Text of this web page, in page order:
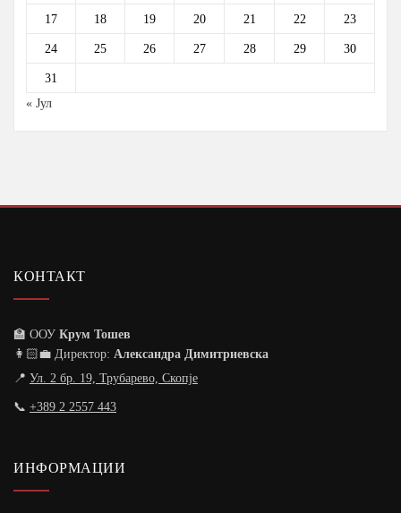
17 18 19 20 21 22 23
24 25 26 27 28 29 30
31
« Јул
КОНТАКТ
🏫 ООУ Крум Тошев
👩🏻‍💼 Директор: Александра Димитриевска
📍 Ул. 2 бр. 19, Трубарево, Скопје
📞 +389 2 2557 443
ИНФОРМАЦИИ